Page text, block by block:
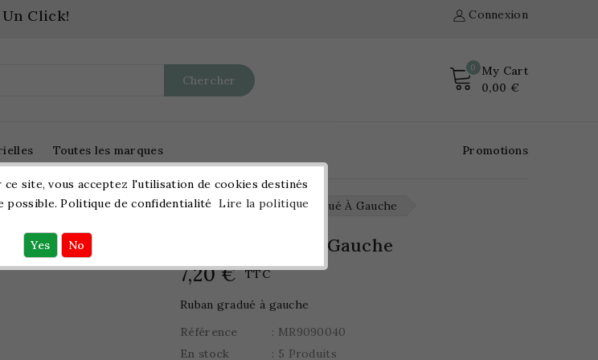
Click! Connexion
0
My Cart
0,00 €
Chercher
Toutes les marques Promotions
Mesure Linéaire Mètres Roulants Ruban Gradué À Gauche
Ruban Gradué À Gauche
7,20 € TTC
Ruban gradué à gauche
Référence
: MR9090040
En stock
: 5 Produits
site, vous acceptez l'utilisation de cookies destinés
possible. Politique de confidentialitéLire la politique